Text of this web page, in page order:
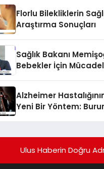
Florlu Bilekliklerin
Araştırma Sonuçları
Sağlık Bakanı
Bebekler İçin
Alzheimer
Yeni Bir Yöntem:
Ulus Haberin Doğru